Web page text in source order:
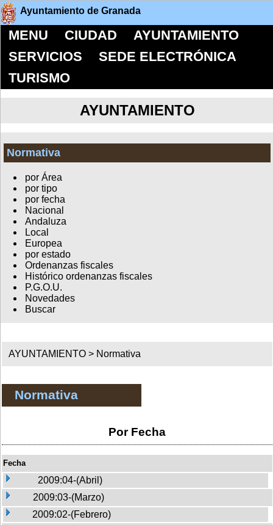
Ayuntamiento de Granada
MENU CIUDAD
AYUNTAMIENTO
SERVICIOS
SEDE ELECTRÓNICA
TURISMO
AYUNTAMIENTO
Normativa
por Área
por tipo
por fecha
Nacional
Andaluza
Local
Europea
por estado
Ordenanzas fiscales
Histórico ordenanzas fiscales
P.G.O.U.
Novedades
Buscar
AYUNTAMIENTO > Normativa
Normativa
Por Fecha
Fecha
2009:04-(Abril)
2009:03-(Marzo)
2009:02-(Febrero)